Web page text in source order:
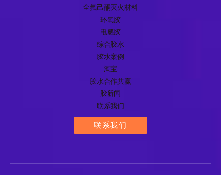
全氟己酮灭火材料
环氧胶
电感胶
综合胶水
胶水案例
淘宝
胶水合作共赢
胶新闻
联系我们
联系我们